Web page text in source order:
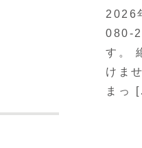
2026
080-
す。
けま
まっ